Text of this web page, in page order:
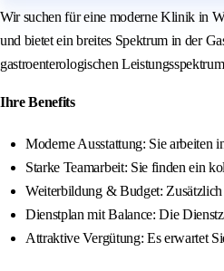
Wir suchen für eine moderne Klinik in
und bietet ein breites Spektrum in der
gastroenterologischen
Ihre Benefits
Moderne Ausstattung: Sie arbeiten
Starke Teamarbeit: Sie finden ein
Weiterbildung & Budget:
Dienstplan mit Balance: Die
Attraktive Vergütung: Es erwartet